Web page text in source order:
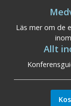
Läs mer om de
Allt